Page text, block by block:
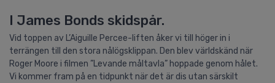
I James Bonds skidspår.
Vid toppen av L’Aiguille Percee-liften åker vi till höger in i
terrängen till den stora nålögsklippan. Den blev världskänd när
Roger Moore i filmen ”Levande måltavla” hoppade genom hålet.
Vi kommer fram på en tidpunkt när det är dis utan särskilt